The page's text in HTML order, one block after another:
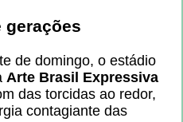
gerações
de domingo, o estádio
Arte Brasil Expressiva
das torcidas ao redor,
contagiante das